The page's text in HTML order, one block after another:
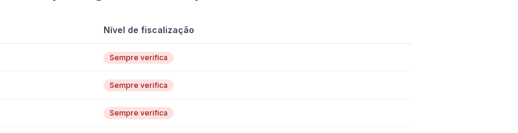
Nível de fiscalização
Sempre verifica
Sempre verifica
Sempre verifica